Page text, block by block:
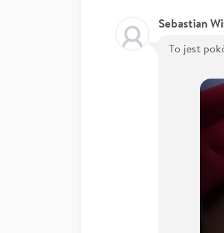
Sebastian
To jest